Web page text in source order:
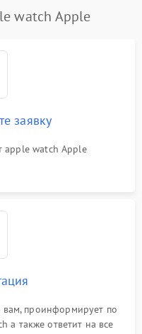
watch Apple
заявку
apple watch Apple
проинформирует по
а также ответит на все